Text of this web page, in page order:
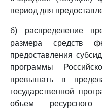
период для
б) распределение
размера средств
предоставления
программы
превышать в
государственной
объем ресурсного